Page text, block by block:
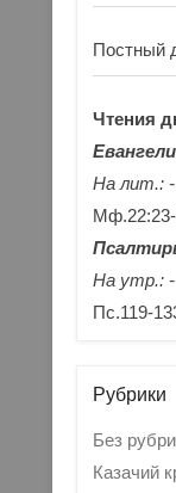
Постный
Чтения
На лит.: -
На утр.: -
Пс.119-
Рубрики
Без
Казачий